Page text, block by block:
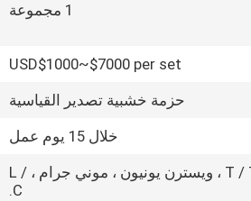
1 مجموعة
USD$1000~$7000 per set
حزمة خشبية تصدير القياسية
خلال 15 يوم عمل
T / T ، ويسترن يونيون ، موني جرام ، L /
C.